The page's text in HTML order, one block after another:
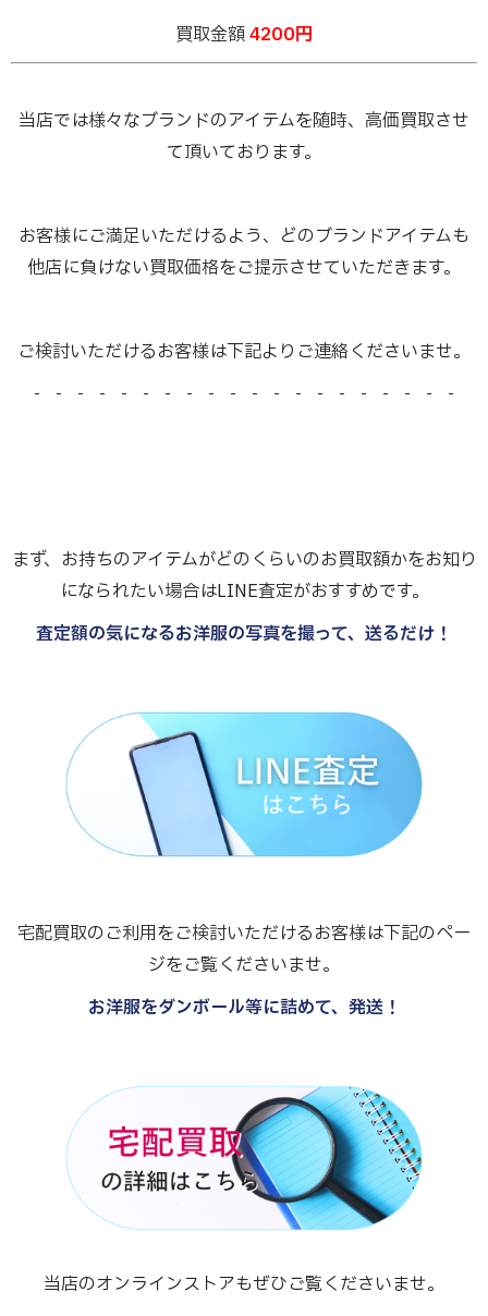
買取金額4200円
当店では様々なブランドのアイテムを随時、高価買取させ
て頂いております。
お客様にご満足いただけるよう、どのブランドアイテムも
他店に負けない買取価格をご提示させていただきます。
ご検討いただけるお客様は下記よりご連絡くださいませ。
- - - - - - - - - - - - - - - - - - - -
まず、お持ちのアイテムがどのくらいのお買取額かをお知り
になられたい場合はLINE査定がおすすめです。
査定額の気になるお洋服の写真を撮って、送るだけ！
宅配買取のご利用をご検討いただけるお客様は下記のペー
ジをご覧くださいませ。
お洋服をダンボール等に詰めて、発送！
当店のオンラインストアもぜひご覧くださいませ。